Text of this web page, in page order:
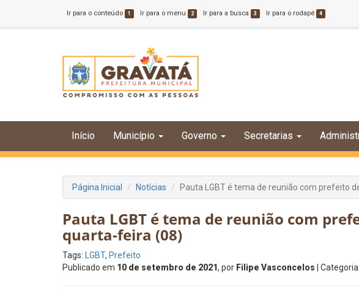
Ir para o conteúdo 1 Ir para o menu 2 Ir para a busca 3 Ir para o rodapé 4
Início Município Governo Secretarias
Página Inicial Notícias Pauta LGBT é tema de reunião com prefeito
Pauta LGBT é tema de reunião com
quarta-feira (08)
Tags: LGBT, Prefeito
Publicado em 10 de setembro de 2021, por Filipe Vasconcelos | Categoria: